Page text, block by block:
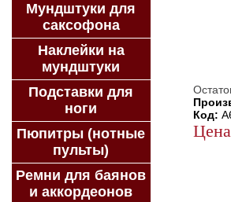
Код:
Мундштуки для
саксофона
Наклейки на
мундштуки
Подставки для
ноги
Пюпитры (нотные
пульты)
Ремни для баянов
и аккордеонов